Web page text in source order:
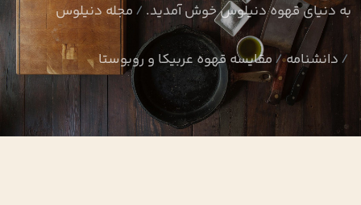
به دنیای قهوه دنیلوس خوش آمدید. مجله دنیلوس
دانشنامه مقایسه قهوه عربیکا و روبوستا